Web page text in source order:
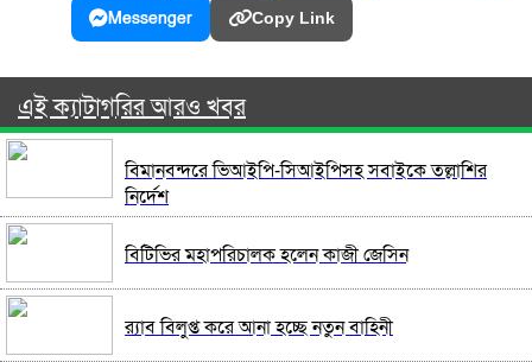
Messenger Copy Link
এই ক্যাটাগরির আরও খবর
বিমানবন্দরে ভিআইপি-সিআইপিসহ সবাইকে তল্লাশির
নির্দেশ
বিটিভির মহাপরিচালক হলেন কাজী জেসিন
র‍্যাব বিলুপ্ত করে আনা হচ্ছে নতুন বাহিনী